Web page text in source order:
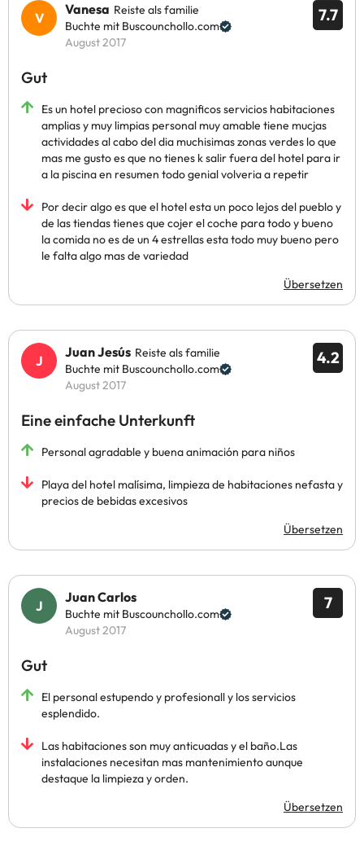
7.7
Vanesa Reiste als familie
Buchte mit Buscounchollo.com
August 2017
Gut
Es un hotel precioso con magnificos servicios habitaciones
amplias y muy limpias personal muy amable tiene mucjas
actividades al cabo del dia muchisimas zonas verdes lo que
mas me gusto es que no tienes k salir fuera del hotel para ir
a la piscina en resumen todo genial volveria a repetir
Por decir algo es que el hotel esta un poco lejos del pueblo y
de las tiendas tienes que cojer el coche para todo y bueno
la comida no es de un 4 estrellas esta todo muy bueno pero
le falta algo mas de variedad
Übersetzen
4.2
Juan Jesús Reiste als familie
Buchte mit Buscounchollo.com
August 2017
Eine einfache Unterkunft
Personal agradable y buena animación para niños
Playa del hotel malísima, limpieza de habitaciones nefasta y
precios de bebidas excesivos
Übersetzen
7
Juan Carlos
Buchte mit Buscounchollo.com
August 2017
Gut
El personal estupendo y profesionall y los servicios
esplendido.
Las habitaciones son muy anticuadas y el baño.Las
instalaciones necesitan mas mantenimiento aunque
destaque la limpieza y orden.
Übersetzen